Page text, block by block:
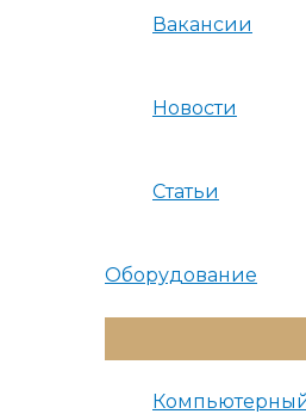
Вакансии
Новости
Статьи
Оборудование